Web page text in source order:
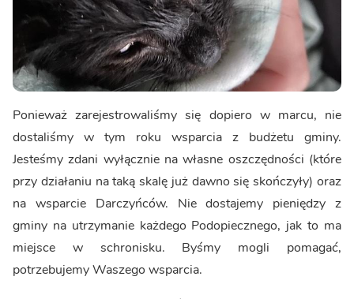
Ponieważ zarejestrowaliśmy się dopiero w marcu, nie
dostaliśmy w tym roku wsparcia z budżetu gminy.
Jesteśmy zdani wyłącznie na własne oszczędności (które
przy działaniu na taką skalę już dawno się skończyły) oraz
na wsparcie Darczyńców. Nie dostajemy pieniędzy z
gminy na utrzymanie każdego Podopiecznego, jak to ma
miejsce w schronisku. Byśmy mogli pomagać,
potrzebujemy Waszego wsparcia.